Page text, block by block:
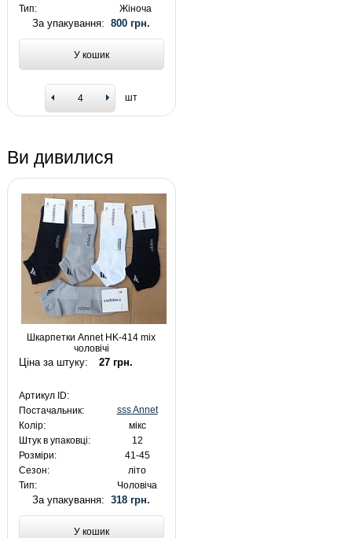
Тип:
Жіноча
За упакування:800 грн.
У кошик
шт
Ви дивилися
Шкарпетки Annet HK-414 mix
чоловічі
Ціна за штуку: 27 грн.
Артикул ID:
Постачальник:
sss Annet
Колір:
мікс
Штук в упаковці:
12
Розміри:
41-45
Сезон:
літо
Тип:
Чоловіча
За упакування:318 грн.
У кошик